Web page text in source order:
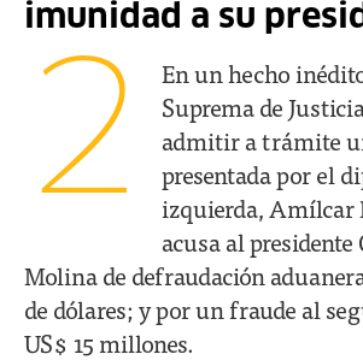
imunidad a su
2
En un hecho
Suprema de
admitir a trámite
presentada por el
izquierda, Amílcar
acusa al presidente
Molina de defraudación
de dólares; y por un fraude al
US$ 15 millones.